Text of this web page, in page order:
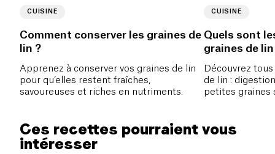
CUISINE
Comment conserver les graines de
lin ?
Apprenez à conserver vos graines de lin
pour qu’elles restent fraîches,
savoureuses et riches en nutriments.
CUISINE
Quels sont
graines de lin
Découvrez
de lin :
petites graines
Ces recettes pourraient vous
intéresser